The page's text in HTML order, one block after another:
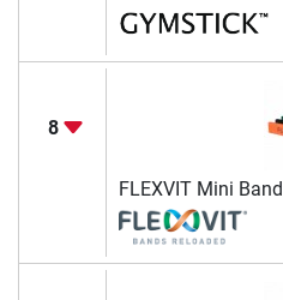
8
FLEXVIT Mini Band